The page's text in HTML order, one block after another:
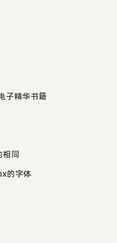
子精华书籍
相同
的字体